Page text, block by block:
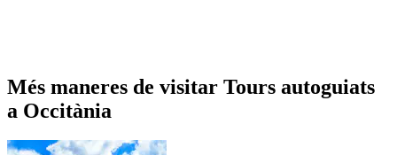
Més maneres de visitar Tours autoguiats
a Occitània